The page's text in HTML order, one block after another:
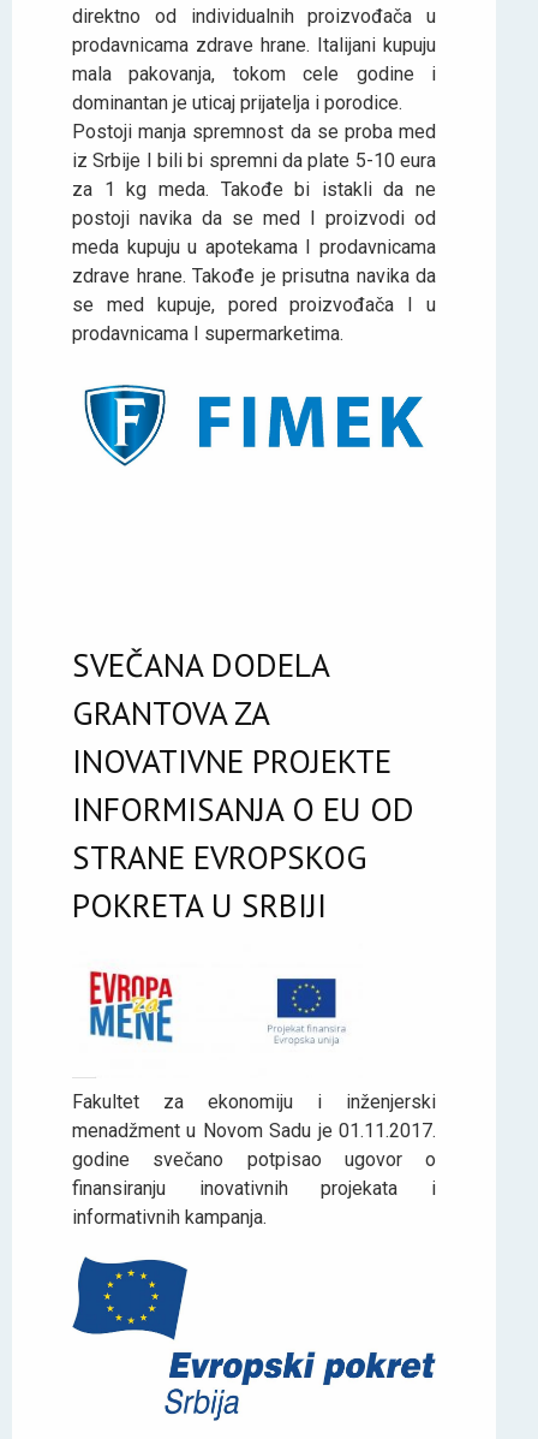
direktno od individualnih proizvođača u
prodavnicama zdrave hrane. Italijani kupuju
mala pakovanja, tokom cele godine i
dominantan je uticaj prijatelja i porodice.
Postoji manja spremnost da se proba med
iz Srbije I bili bi spremni da plate 5-10 eura
za 1 kg meda. Takođe bi istakli da ne
postoji navika da se med I proizvodi od
meda kupuju u apotekama I prodavnicama
zdrave hrane. Takođe je prisutna navika da
se med kupuje, pored proizvođača I u
prodavnicama I supermarketima.
SVEČANA DODELA
GRANTOVA ZA
INOVATIVNE PROJEKTE
INFORMISANJA O EU OD
STRANE EVROPSKOG
POKRETA U SRBIJI
Fakultet za ekonomiju i inženjerski
menadžment u Novom Sadu je 01.11.2017.
godine svečano potpisao ugovor o
finansiranju inovativnih projekata i
informativnih kampanja.